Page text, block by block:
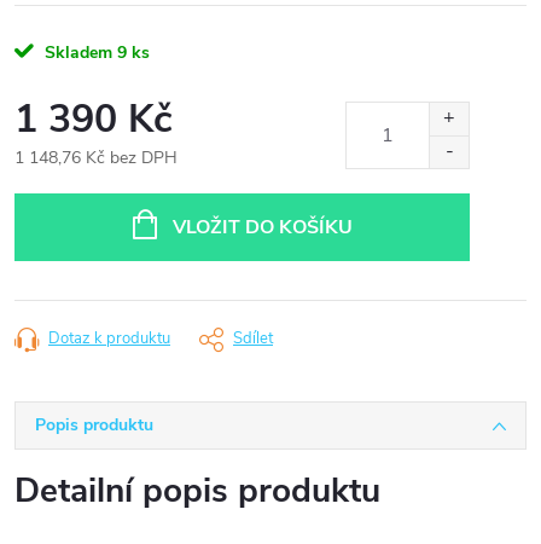
Skladem 9 ks
1 390 Kč
1 148,76 Kč bez DPH
VLOŽIT DO KOŠÍKU
Dotaz k produktu Sdílet
Popis produktu
Detailní popis produktu